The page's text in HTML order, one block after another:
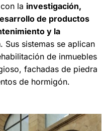
la investigación,
de productos
y la
. Sus sistemas se aplican
de inmuebles
fachadas de piedra
de hormigón.